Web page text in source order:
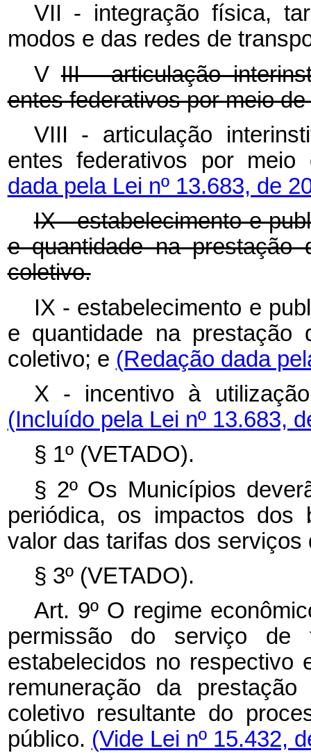
VII - integração física,
modos e das redes de
VIII - articulação
entes federativos por meio
VIII - articulação
entes federativos por
dada pela Lei nº 13.683, de
IX - estabelecimento e
e quantidade na prestação
coletivo.
IX - estabelecimento e
e quantidade na prestação
coletivo; e (Redação dada
X - incentivo à
(Incluído pela Lei nº 13.683,
§ 1º (VETADO).
§ 2º Os Municípios
periódica, os impactos dos
valor das tarifas dos
§ 3º (VETADO).
Art. 9º O regime
permissão do serviço de
estabelecidos no respectivo
remuneração da
coletivo resultante do
público. (Vide Lei nº 15.432,